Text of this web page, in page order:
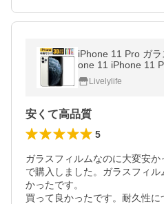
iPhone 11 Pro ガラ
one 11 iPhone 11
ム 3D iPhone XS
ルム フルカバー 耐
Livelylife
安くて高品質
5
ガラスフィルムなのに大変安
で購入しました。ガラスフィ
かったです。
買って良かったです。耐久性